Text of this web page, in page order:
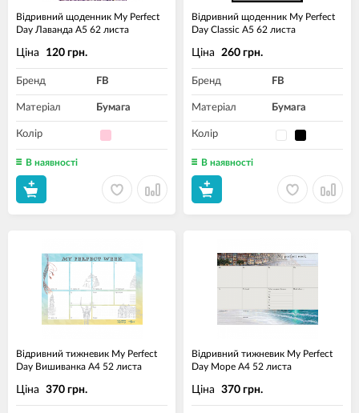
Відривний щоденник My Perfect
Day Лаванда A5 62 листа
Ціна 120 грн.
Бренд FB
Матеріал Бумага
Колір
В наявності
Відривний щоденник My Perfect
Day Classic A5 62 листа
Ціна 260 грн.
Бренд FB
Матеріал Бумага
Колір
В наявності
Відривний тижневик My Perfect
Day Вишиванка A4 52 листа
Ціна 370 грн.
Відривний тижневик My Perfect
Day Море A4 52 листа
Ціна 370 грн.